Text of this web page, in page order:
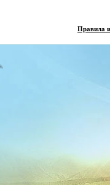
Правила